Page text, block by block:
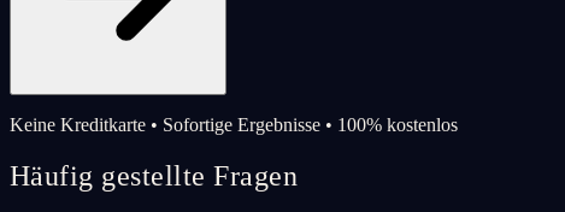
Keine Kreditkarte • Sofortige Ergebnisse • 100% kostenlos
Häufig gestellte Fragen